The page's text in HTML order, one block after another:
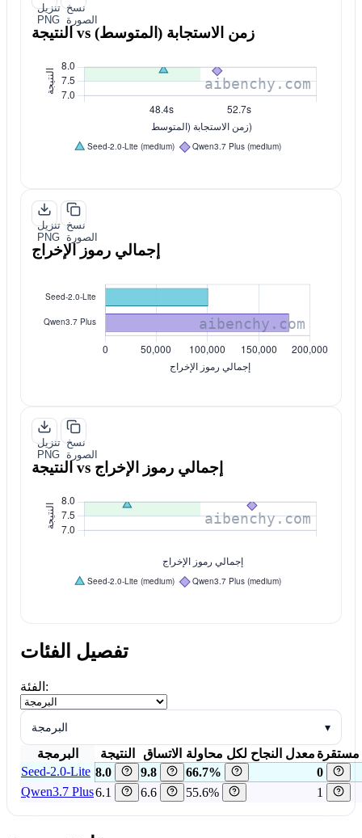
تنزيل
PNG
نسخ
الصورة
النتيجة vs زمن الاستجابة (المتوسط)
تنزيل
PNG
نسخ
الصورة
إجمالي رموز الإخراج
تنزيل
PNG
نسخ
الصورة
النتيجة vs إجمالي رموز الإخراج
تفصيل الفئات
الفئة:
البرمجة ▾
البرمجة النتيجة الاتساق معدل النجاح لكل محاولة مستقرة
Seed-2.0-Lite 8.0 9.8 66.7%
0
Qwen3.7 Plus6.1 6.6 55.6% 1